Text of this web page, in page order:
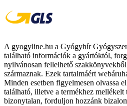
A gyogyline.hu a Gyógyhír
található információk a gyártóktól,
nyilvánosan fellelhető
származnak. Ezek tartalmáért
Minden esetben figyelmesen olvassa
található, illetve a termékhez
bizonytalan, forduljon hozzánk